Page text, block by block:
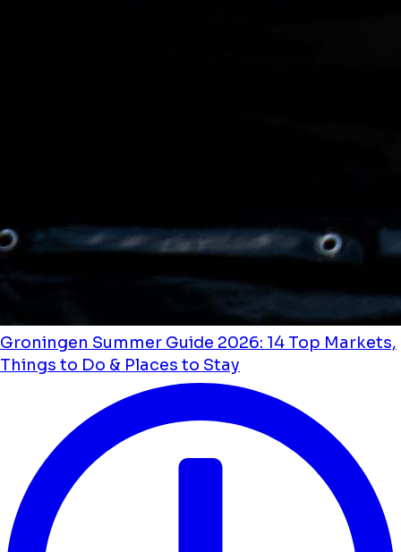
Groningen Summer Guide 2026: 14 Top Markets,
Things to Do & Places to Stay